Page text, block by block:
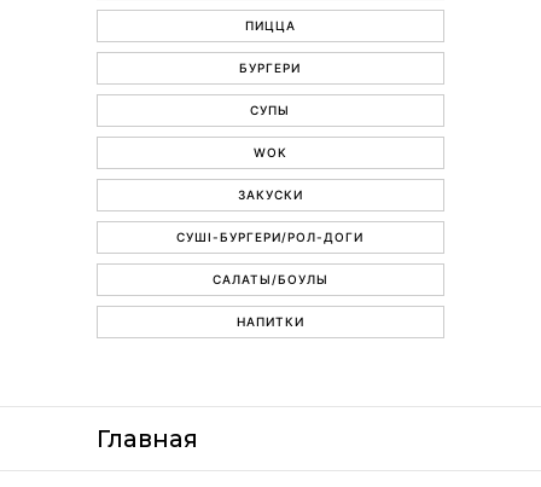
ПИЦЦА
БУРГЕРИ
СУПЫ
WOK
ЗАКУСКИ
СУШІ-БУРГЕРИ/РОЛ-ДОГИ
САЛАТЫ/БОУЛЫ
НАПИТКИ
Главная